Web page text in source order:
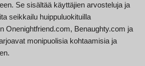
Se sisältää käyttäjien arvosteluja ja
seikkailu huippuluokituilla
Onenightfriend.com, Benaughty.com ja
monipuolisia kohtaamisia ja